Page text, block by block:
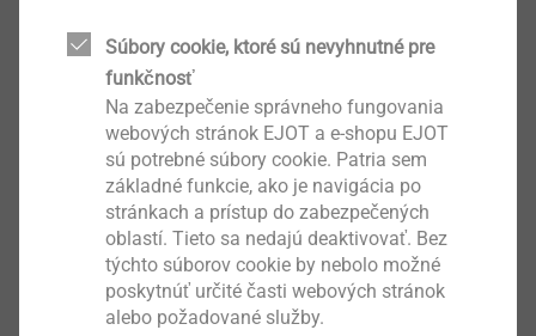
The innovative forming thread creates a torque curve
during the installation phase, which is almost
independent of the screw-in depth. Thus, a uniform
Súbory cookie, ktoré sú nevyhnutné pre
funkčnosť
Na zabezpečenie správneho fungovania
webových stránok EJOT a e-shopu EJOT
sú potrebné súbory cookie. Patria sem
základné funkcie, ako je navigácia po
stránkach a prístup do zabezpečených
oblastí. Tieto sa nedajú deaktivovať. Bez
týchto súborov cookie by nebolo možné
poskytnúť určité časti webových stránok
alebo požadované služby.